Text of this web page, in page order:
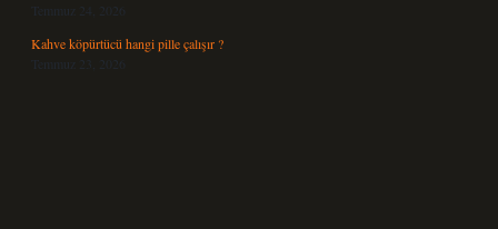
Temmuz 24, 2026
Kahve köpürtücü hangi pille çalışır ?
Temmuz 23, 2026